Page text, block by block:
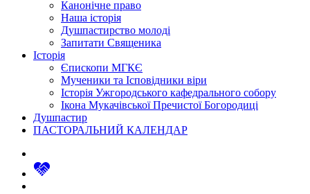
Канонічне право
Наша історія
Душпастирство молоді
Запитати Священика
Історія
Єпископи МГКЄ
Мученики та Ісповідники віри
Історія Ужгородського кафедрального собору
Ікона Мукачівської Пречистої Богородиці
Душпастир
ПАСТОРАЛЬНИЙ КАЛЕНДАР